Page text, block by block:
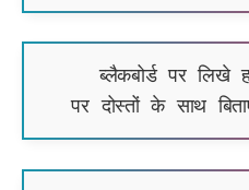
ब्लैकबोर्ड पर लिखे
पर दोस्तों के साथ